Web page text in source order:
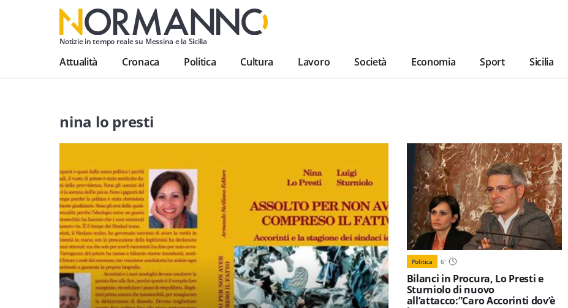
Notizie in tempo reale su Messina e la Sicilia
Attualità Cronaca Politica Cultura Lavoro Società Economia Sport Sicilia
nina lo presti
Politica 6'
Bilanci in Procura, Lo Presti e
Sturniolo di nuovo
all’attacco:”Caro Accorinti dov’è